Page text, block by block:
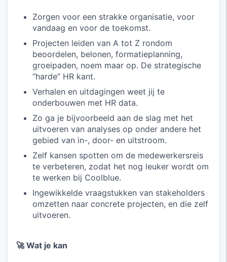
Zorgen voor een strakke organisatie, voor
vandaag en voor de toekomst.
Projecten leiden van A tot Z rondom
beoordelen, belonen, formatieplanning,
groeipaden, noem maar op. De strategische
“harde” HR kant.
Verhalen en uitdagingen weet jij te
onderbouwen met HR data.
Zo ga je bijvoorbeeld aan de slag met het
uitvoeren van analyses op onder andere het
gebied van in-, door- en uitstroom.
Zelf kansen spotten om de medewerkersreis
te verbeteren, zodat het nog leuker wordt om
te werken bij Coolblue.
Ingewikkelde vraagstukken van stakeholders
omzetten naar concrete projecten, en die zelf
uitvoeren.
🚀 Wat je kan